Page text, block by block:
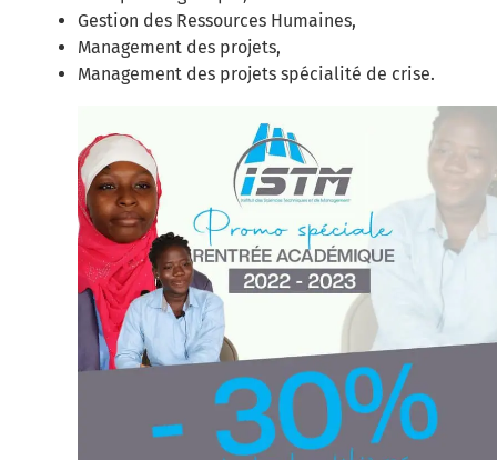
Gestion des Ressources Humaines,
Management des projets,
Management des projets spécialité de crise.